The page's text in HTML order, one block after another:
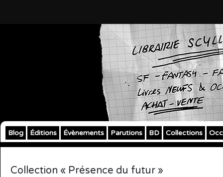
Blog Éditions Évènements Parutions BD Collections
Collection « Présence du futur »